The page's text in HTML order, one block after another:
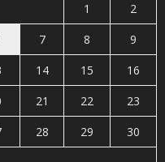
1
2
7 8
9
14 15
16
21 22
23
28 29
30